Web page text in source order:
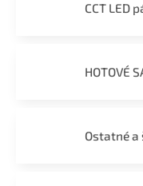
CCT LED
HOTOVÉ
Ostatné a